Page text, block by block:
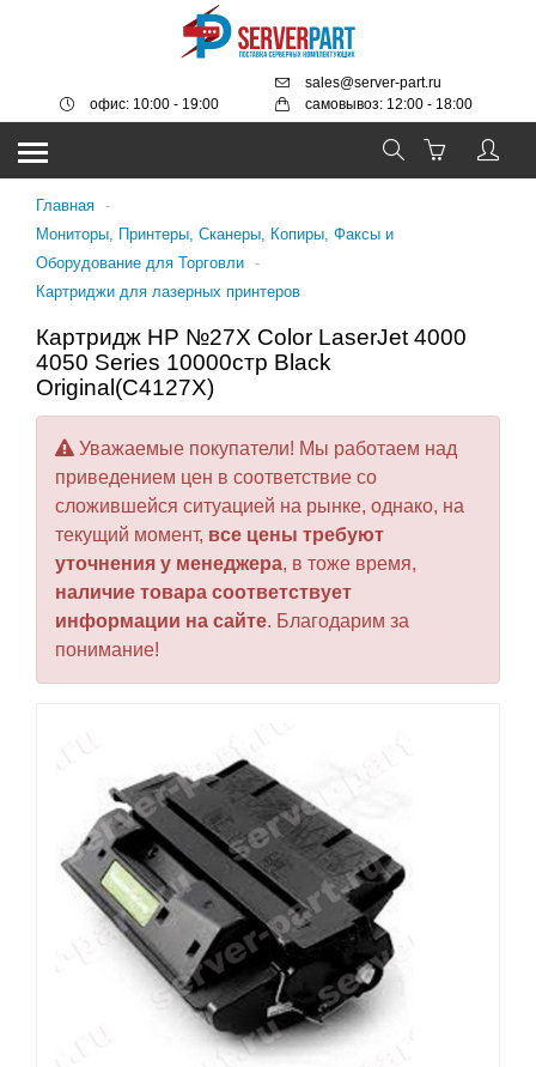
sales@server-part.ru
самовывоз: 12:00 - 18:00
офис: 10:00 - 19:00
Главная -
Мониторы, Принтеры, Сканеры, Копиры, Факсы и
Оборудование для Торговли -
Картриджи для лазерных принтеров
Картридж HP №27X Color LaserJet 4000
4050 Series 10000стр Black
Original(C4127X)
Уважаемые покупатели! Мы работаем над
приведением цен в соответствие со
сложившейся ситуацией на рынке, однако, на
текущий момент, все цены требуют
уточнения у менеджера, в тоже время,
наличие товара соответствует
информации на сайте. Благодарим за
понимание!